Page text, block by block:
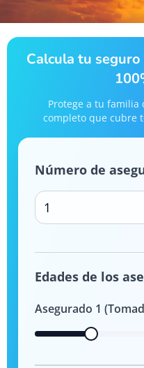
Calcula tu
Protege a tu familia
completo que cubre
Número de
1
Edades de los
Asegurado 1